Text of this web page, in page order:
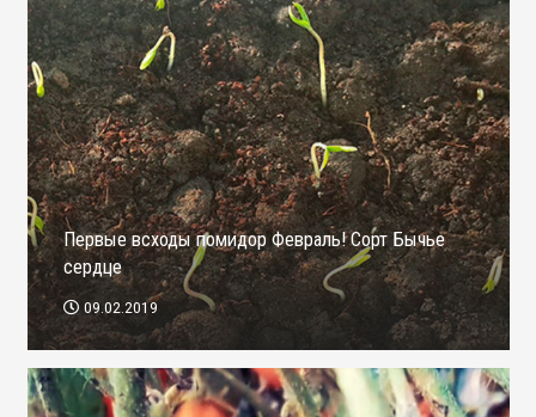
Первые всходы помидор Февраль! Сорт Бычье
сердце
09.02.2019